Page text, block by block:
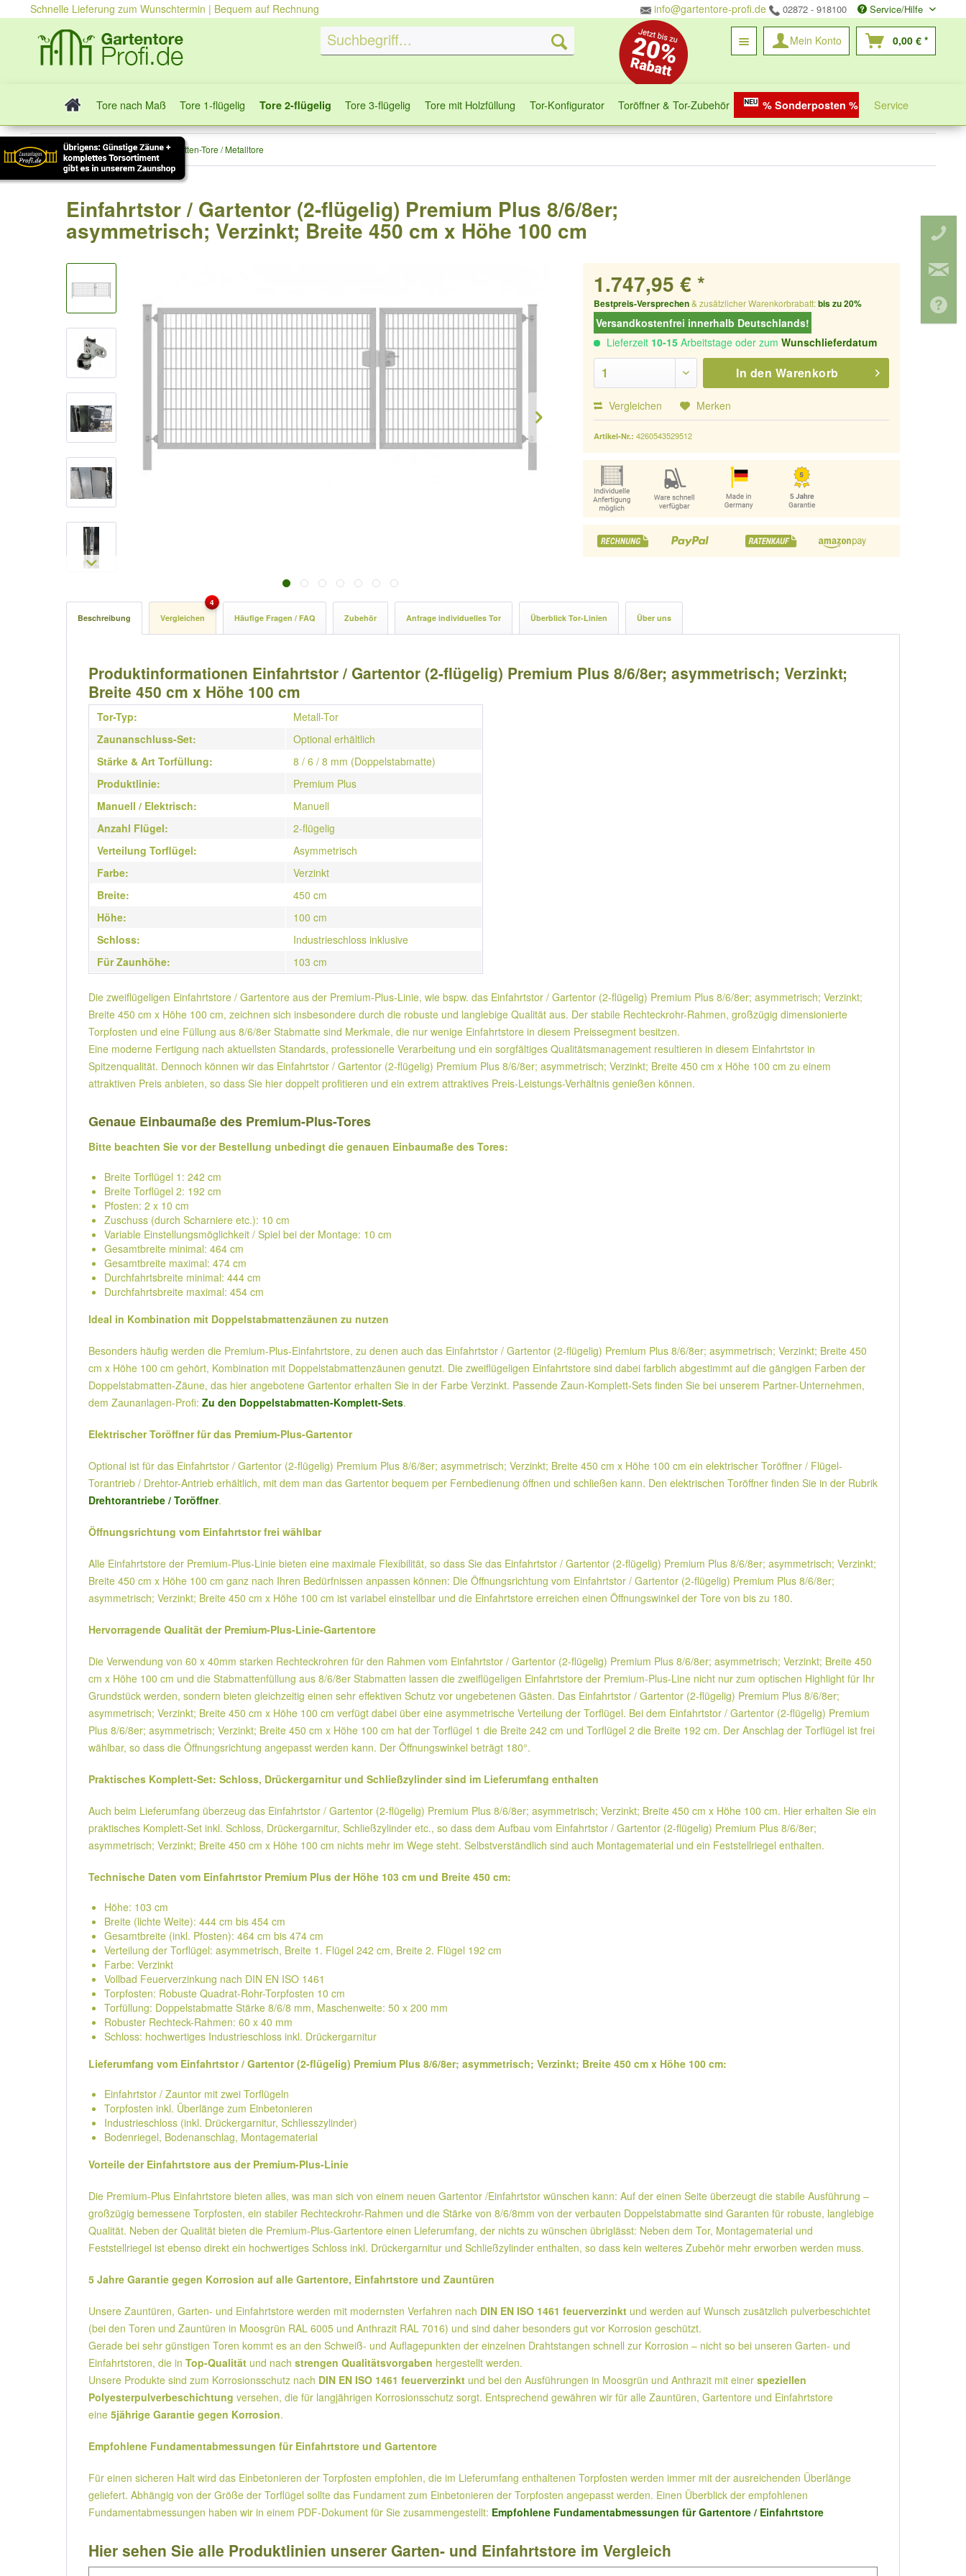
Schnelle Lieferung zum Wunschtermin | Bequem auf Rechnung info@gartentore-profi.de 02872 - 918100 Service/Hilfe
Mein Konto 0,00 € *
Tore nach Maß Tore 1-flügelig Tore 2-flügelig Tore 3-flügelig Tore mit Holzfüllung Tor-Konfigurator Toröffner & Tor-Zubehör % Sonderposten % Service
Tore 2-flügelig Stabmatten-Tore / Metalltore
Einfahrtstor / Gartentor (2-flügelig) Premium Plus 8/6/8er;
asymmetrisch; Verzinkt; Breite 450 cm x Höhe 100 cm
1.747,95 € *
Bestpreis-Versprechen& zusätzlicher Warenkorbrabatt:bis zu 20%
Versandkostenfrei innerhalb Deutschlands!
Lieferzeit 10-15 Arbeitstage oder zumWunschlieferdatum
In den Warenkorb
Vergleichen Merken
Artikel-Nr.:4260543529512
Beschreibung Vergleichen
4
Häufige Fragen / FAQ Zubehör Anfrage individuelles Tor Überblick Tor-Linien Über uns
Produktinformationen Einfahrtstor / Gartentor (2-flügelig) Premium Plus 8/6/8er; asymmetrisch; Verzinkt;
Breite 450 cm x Höhe 100 cm
Tor-Typ:
Metall-Tor
Zaunanschluss-Set:
Optional erhältlich
Stärke & Art Torfüllung:
8 / 6 / 8 mm (Doppelstabmatte)
Produktlinie:
Premium Plus
Manuell / Elektrisch:
Manuell
Anzahl Flügel:
2-flügelig
Verteilung Torflügel:
Asymmetrisch
Farbe:
Verzinkt
Breite:
450 cm
Höhe:
100 cm
Schloss:
Industrieschloss inklusive
Für Zaunhöhe:
103 cm
Die zweiflügeligen Einfahrtstore / Gartentore aus der Premium-Plus-Linie, wie bspw. das Einfahrtstor / Gartentor (2-flügelig) Premium Plus 8/6/8er; asymmetrisch; Verzinkt;
Breite 450 cm x Höhe 100 cm, zeichnen sich insbesondere durch die robuste und langlebige Qualität aus. Der stabile Rechteckrohr-Rahmen, großzügig dimensionierte
Torpfosten und eine Füllung aus 8/6/8er Stabmatte sind Merkmale, die nur wenige Einfahrtstore in diesem Preissegment besitzen.
Eine moderne Fertigung nach aktuellsten Standards, professionelle Verarbeitung und ein sorgfältiges Qualitätsmanagement resultieren in diesem Einfahrtstor in
Spitzenqualität. Dennoch können wir das Einfahrtstor / Gartentor (2-flügelig) Premium Plus 8/6/8er; asymmetrisch; Verzinkt; Breite 450 cm x Höhe 100 cm zu einem
attraktiven Preis anbieten, so dass Sie hier doppelt profitieren und ein extrem attraktives Preis-Leistungs-Verhältnis genießen können.
Genaue Einbaumaße des Premium-Plus-Tores
Bitte beachten Sie vor der Bestellung unbedingt die genauen Einbaumaße des Tores:
Breite Torflügel 1: 242 cm
Breite Torflügel 2: 192 cm
Pfosten: 2 x 10 cm
Zuschuss (durch Scharniere etc.): 10 cm
Variable Einstellungsmöglichkeit / Spiel bei der Montage: 10 cm
Gesamtbreite minimal: 464 cm
Gesamtbreite maximal: 474 cm
Durchfahrtsbreite minimal: 444 cm
Durchfahrtsbreite maximal: 454 cm
Ideal in Kombination mit Doppelstabmattenzäunen zu nutzen
Besonders häufig werden die Premium-Plus-Einfahrtstore, zu denen auch das Einfahrtstor / Gartentor (2-flügelig) Premium Plus 8/6/8er; asymmetrisch; Verzinkt; Breite 450
cm x Höhe 100 cm gehört, Kombination mit Doppelstabmattenzäunen genutzt. Die zweiflügeligen Einfahrtstore sind dabei farblich abgestimmt auf die gängigen Farben der
Doppelstabmatten-Zäune, das hier angebotene Gartentor erhalten Sie in der Farbe Verzinkt. Passende Zaun-Komplett-Sets finden Sie bei unserem Partner-Unternehmen,
dem Zaunanlagen-Profi: Zu den Doppelstabmatten-Komplett-Sets.
Elektrischer Toröffner für das Premium-Plus-Gartentor
Optional ist für das Einfahrtstor / Gartentor (2-flügelig) Premium Plus 8/6/8er; asymmetrisch; Verzinkt; Breite 450 cm x Höhe 100 cm ein elektrischer Toröffner / Flügel-
Torantrieb / Drehtor-Antrieb erhältlich, mit dem man das Gartentor bequem per Fernbedienung öffnen und schließen kann. Den elektrischen Toröffner finden Sie in der Rubrik
Drehtorantriebe / Toröffner.
Öffnungsrichtung vom Einfahrtstor frei wählbar
Alle Einfahrtstore der Premium-Plus-Linie bieten eine maximale Flexibilität, so dass Sie das Einfahrtstor / Gartentor (2-flügelig) Premium Plus 8/6/8er; asymmetrisch; Verzinkt;
Breite 450 cm x Höhe 100 cm ganz nach Ihren Bedürfnissen anpassen können: Die Öffnungsrichtung vom Einfahrtstor / Gartentor (2-flügelig) Premium Plus 8/6/8er;
asymmetrisch; Verzinkt; Breite 450 cm x Höhe 100 cm ist variabel einstellbar und die Einfahrtstore erreichen einen Öffnungswinkel der Tore von bis zu 180.
Hervorragende Qualität der Premium-Plus-Linie-Gartentore
Die Verwendung von 60 x 40mm starken Rechteckrohren für den Rahmen vom Einfahrtstor / Gartentor (2-flügelig) Premium Plus 8/6/8er; asymmetrisch; Verzinkt; Breite 450
cm x Höhe 100 cm und die Stabmattenfüllung aus 8/6/8er Stabmatten lassen die zweiflügeligen Einfahrtstore der Premium-Plus-Line nicht nur zum optischen Highlight für Ihr
Grundstück werden, sondern bieten gleichzeitig einen sehr effektiven Schutz vor ungebetenen Gästen. Das Einfahrtstor / Gartentor (2-flügelig) Premium Plus 8/6/8er;
asymmetrisch; Verzinkt; Breite 450 cm x Höhe 100 cm verfügt dabei über eine asymmetrische Verteilung der Torflügel. Bei dem Einfahrtstor / Gartentor (2-flügelig) Premium
Plus 8/6/8er; asymmetrisch; Verzinkt; Breite 450 cm x Höhe 100 cm hat der Torflügel 1 die Breite 242 cm und Torflügel 2 die Breite 192 cm. Der Anschlag der Torflügel ist frei
wählbar, so dass die Öffnungsrichtung angepasst werden kann. Der Öffnungswinkel beträgt 180°.
Praktisches Komplett-Set: Schloss, Drückergarnitur und Schließzylinder sind im Lieferumfang enthalten
Auch beim Lieferumfang überzeug das Einfahrtstor / Gartentor (2-flügelig) Premium Plus 8/6/8er; asymmetrisch; Verzinkt; Breite 450 cm x Höhe 100 cm. Hier erhalten Sie ein
praktisches Komplett-Set inkl. Schloss, Drückergarnitur, Schließzylinder etc., so dass dem Aufbau vom Einfahrtstor / Gartentor (2-flügelig) Premium Plus 8/6/8er;
asymmetrisch; Verzinkt; Breite 450 cm x Höhe 100 cm nichts mehr im Wege steht. Selbstverständlich sind auch Montagematerial und ein Feststellriegel enthalten.
Technische Daten vom Einfahrtstor Premium Plus der Höhe 103 cm und Breite 450 cm:
Höhe: 103 cm
Breite (lichte Weite): 444 cm bis 454 cm
Gesamtbreite (inkl. Pfosten): 464 cm bis 474 cm
Verteilung der Torflügel: asymmetrisch, Breite 1. Flügel 242 cm, Breite 2. Flügel 192 cm
Farbe: Verzinkt
Vollbad Feuerverzinkung nach DIN EN ISO 1461
Torpfosten: Robuste Quadrat-Rohr-Torpfosten 10 cm
Torfüllung: Doppelstabmatte Stärke 8/6/8 mm, Maschenweite: 50 x 200 mm
Robuster Rechteck-Rahmen: 60 x 40 mm
Schloss: hochwertiges Industrieschloss inkl. Drückergarnitur
Lieferumfang vom Einfahrtstor / Gartentor (2-flügelig) Premium Plus 8/6/8er; asymmetrisch; Verzinkt; Breite 450 cm x Höhe 100 cm:
Einfahrtstor / Zauntor mit zwei Torflügeln
Torpfosten inkl. Überlänge zum Einbetonieren
Industrieschloss (inkl. Drückergarnitur, Schliesszylinder)
Bodenriegel, Bodenanschlag, Montagematerial
Vorteile der Einfahrtstore aus der Premium-Plus-Linie
Die Premium-Plus Einfahrtstore bieten alles, was man sich von einem neuen Gartentor /Einfahrtstor wünschen kann: Auf der einen Seite überzeugt die stabile Ausführung –
großzügig bemessene Torpfosten, ein stabiler Rechteckrohr-Rahmen und die Stärke von 8/6/8mm von der verbauten Doppelstabmatte sind Garanten für robuste, langlebige
Qualität. Neben der Qualität bieten die Premium-Plus-Gartentore einen Lieferumfang, der nichts zu wünschen übriglässt: Neben dem Tor, Montagematerial und
Feststellriegel ist ebenso direkt ein hochwertiges Schloss inkl. Drückergarnitur und Schließzylinder enthalten, so dass kein weiteres Zubehör mehr erworben werden muss.
5 Jahre Garantie gegen Korrosion auf alle Gartentore, Einfahrtstore und Zauntüren
Unsere Zauntüren, Garten- und Einfahrtstore werden mit modernsten Verfahren nach DIN EN ISO 1461 feuerverzinkt und werden auf Wunsch zusätzlich pulverbeschichtet
(bei den Toren und Zauntüren in Moosgrün RAL 6005 und Anthrazit RAL 7016) und sind daher besonders gut vor Korrosion geschützt.
Gerade bei sehr günstigen Toren kommt es an den Schweiß- und Auflagepunkten der einzelnen Drahtstangen schnell zur Korrosion – nicht so bei unseren Garten- und
Einfahrtstoren, die in Top-Qualität und nach strengen Qualitätsvorgaben hergestellt werden.
Unsere Produkte sind zum Korrosionsschutz nach DIN EN ISO 1461 feuerverzinkt und bei den Ausführungen in Moosgrün und Anthrazit mit einer speziellen
Polyesterpulverbeschichtung versehen, die für langjährigen Korrosionsschutz sorgt. Entsprechend gewähren wir für alle Zauntüren, Gartentore und Einfahrtstore
eine 5jährige Garantie gegen Korrosion.
Empfohlene Fundamentabmessungen für Einfahrtstore und Gartentore
Für einen sicheren Halt wird das Einbetonieren der Torpfosten empfohlen, die im Lieferumfang enthaltenen Torpfosten werden immer mit der ausreichenden Überlänge
geliefert. Abhängig von der Größe der Torflügel sollte das Fundament zum Einbetonieren der Torpfosten angepasst werden. Einen Überblick der empfohlenen
Fundamentabmessungen haben wir in einem PDF-Dokument für Sie zusammengestellt: Empfohlene Fundamentabmessungen für Gartentore / Einfahrtstore
Hier sehen Sie alle Produktlinien unserer Garten- und Einfahrtstore im Vergleich